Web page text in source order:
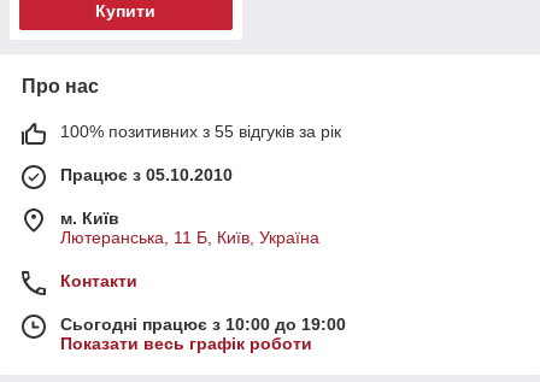
Купити
Про нас
100% позитивних з 55 відгуків за рік
Працює з 05.10.2010
м. Київ
Лютеранська, 11 Б, Київ, Україна
Контакти
Сьогодні працює з 10:00 до 19:00
Показати весь графік роботи